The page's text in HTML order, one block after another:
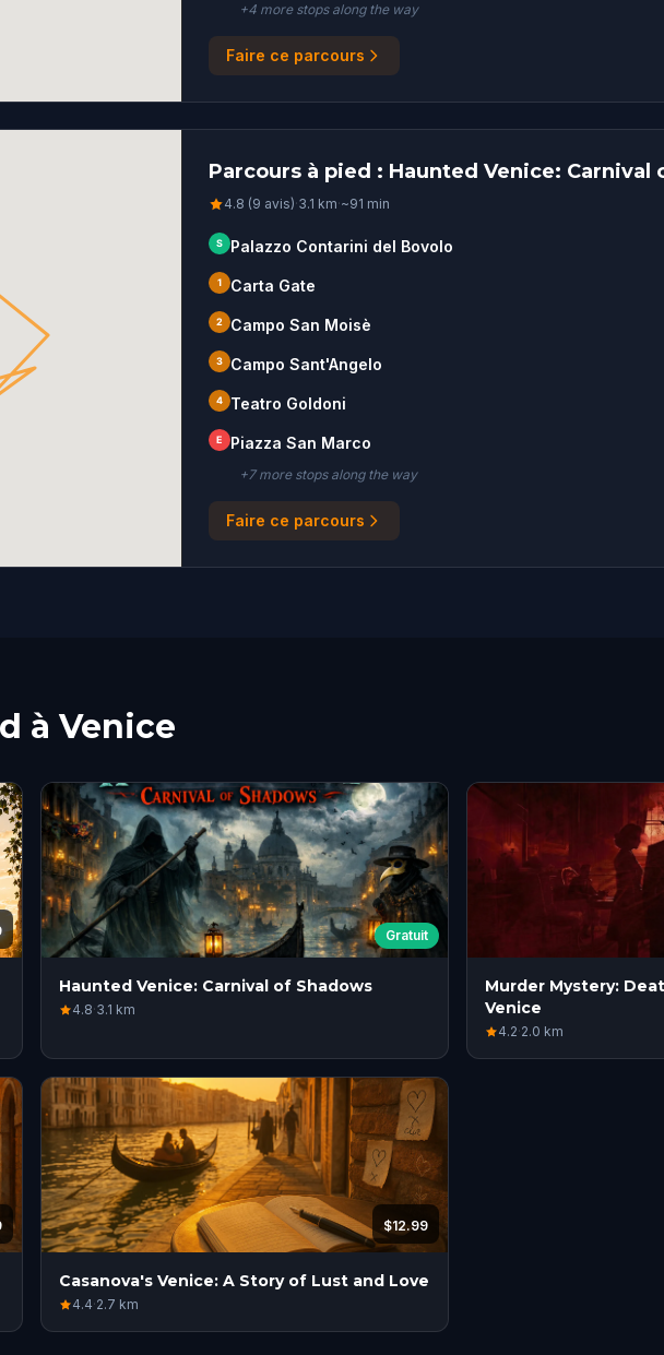
+4more stopsalong the way
Faire ce parcours
Parcours à pied : Haunted Venice: Carnival
4.8 (9 avis)·3.1 km·~91 min
S Palazzo Contarini del Bovolo
1 Carta Gate
2 Campo San Moisè
3 Campo Sant'Angelo
4 Teatro Goldoni
E Piazza San Marco
+7more stopsalong the way
Faire ce parcours
à Venice
Gratuit
Haunted Venice: Carnival of Shadows
4.8·3.1 km
Murder Mystery:
Venice
4.2·2.0 km
$12.99
Casanova's Venice: A Story of Lust and Love
4.4·2.7 km